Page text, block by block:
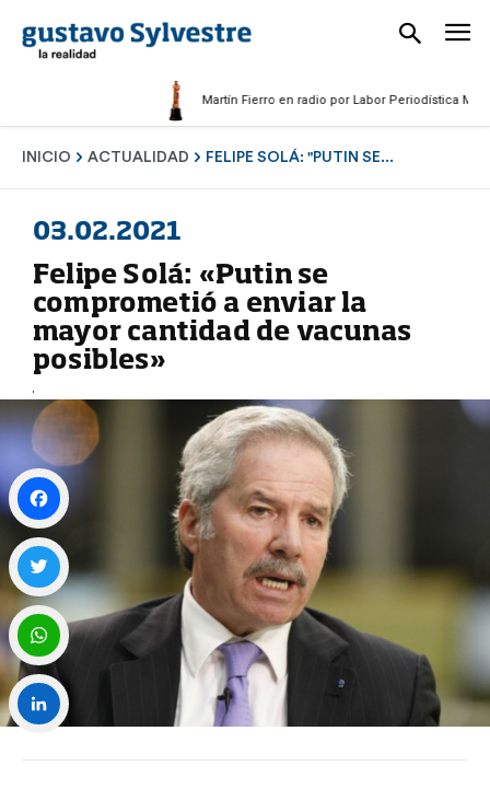
Martín Fierro en radio por Labor Periodística Masculina
INICIO ACTUALIDAD FELIPE SOLÁ: "PUTIN SE...
03.02.2021
Felipe Solá: «Putin se
comprometió a enviar la
mayor cantidad de vacunas
posibles»
Facebook
Twitter
WhatsApp